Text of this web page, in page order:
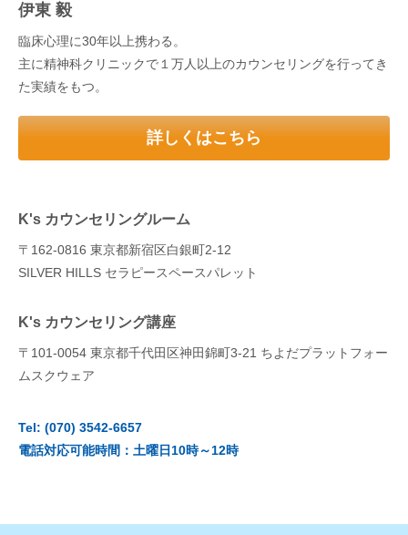
伊東 毅
臨床心理に30年以上携わる。
主に精神科クリニックで１万人以上のカウンセリングを行ってき
た実績をもつ。
詳しくはこちら
K's カウンセリングルーム
〒162-0816 東京都新宿区白銀町2-12
SILVER HILLS セラピースペースパレット
K's カウンセリング講座
〒101-0054 東京都千代田区神田錦町3‐21 ちよだプラットフォー
ムスクウェア
Tel: (070) 3542-6657
電話対応可能時間：土曜日10時～12時